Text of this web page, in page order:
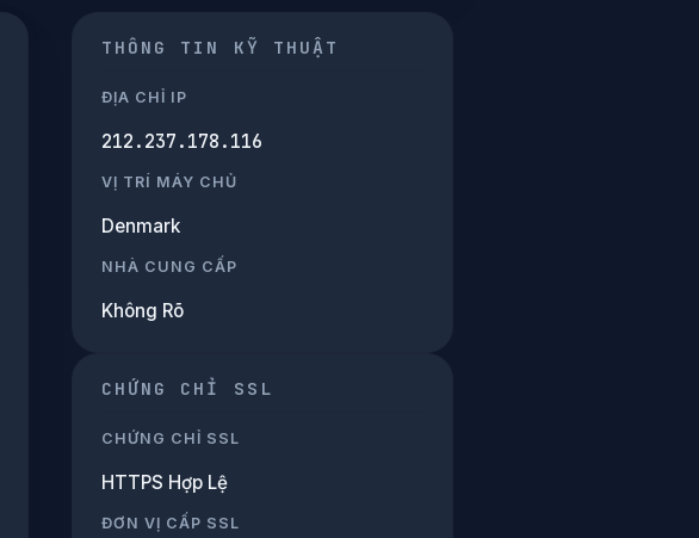
THÔNG TIN KỸ THUẬT
ĐỊA CHỈ IP
212.237.178.116
VỊ TRÍ MÁY CHỦ
Denmark
NHÀ CUNG CẤP
Không Rõ
CHỨNG CHỈ SSL
CHỨNG CHỈ SSL
HTTPS Hợp Lệ
ĐƠN VỊ CẤP SSL